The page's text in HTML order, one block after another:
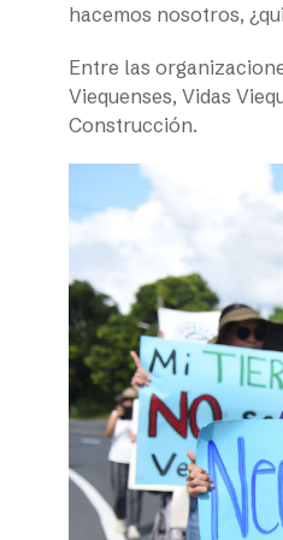
hacemos nosotros,
Entre las
Viequenses, Vidas
Construcción.